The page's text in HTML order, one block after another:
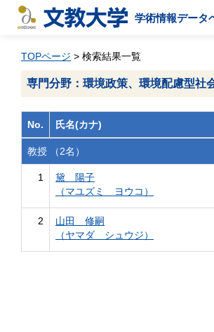
学術情報データ
TOPページ > 検索結果一覧
専門分野：環境政策、環境配慮型社
No. 氏名(カナ)
教授 （2名）
1
黛 陽子
（マユズミ ヨウコ）
2
山田 修嗣
（ヤマダ シュウジ）